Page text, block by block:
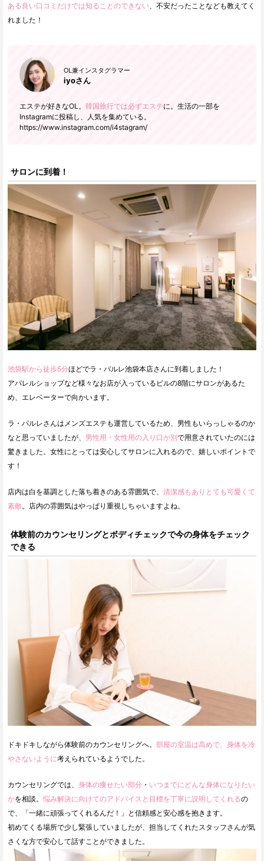
ある良い口コミだけでは知ることのできない 、不安だったことなども教えてく
れました！
OL兼インスタグラマー
iyoさん
エステが好きなOL。 韓国旅行では必ずエステに。生活の一部を
Instagramに投稿し、人気を集めている。
https://www.instagram.com/i4stagram/
サロンに到着！
池袋駅から徒歩5分ほどでラ・パルレ池袋本店さんに到着しました！
アパレルショップなど様々なお店が入っているビルの8階にサロンがあるた
め、エレベーターで向かいます。
ラ・パルレさんはメンズエステも運営しているため、男性もいらっしゃるのか
なと思っていましたが、 男性用・女性用の入り口が別で用意されていたのには
驚きました。女性にとっては安心してサロンに入れるので、嬉しいポイントで
す！
店内は白を基調とした落ち着きのある雰囲気で、 清潔感もありとても可愛くて
素敵。店内の雰囲気はやっぱり重視しちゃいますよね。
体験前のカウンセリングとボディチェックで今の身体をチェック
できる
ドキドキしながら体験前のカウンセリングへ。 部屋の室温は高めで、身体を冷
やさないように考えられているようでした。
カウンセリングでは、 身体の痩せたい部分 ・ いつまでにどんな身体になりたい
かを相談。 悩み解決に向けてのアドバイスと目標を丁寧に説明してくれるの
で、「一緒に頑張ってくれるんだ！」と信頼感と安心感を抱きます。
初めてくる場所で少し緊張していましたが、担当してくれたスタッフさんが気
さくな方で安心して話すことができました。